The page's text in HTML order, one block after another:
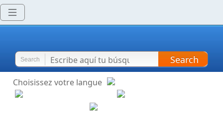
Search Search
Choisissez votre langue